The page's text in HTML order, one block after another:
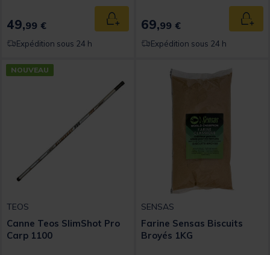
49,99 € Ajouter au panier
Expédition sous 24 h
69,99 €
Expédition sous 24 h
NOUVEAU
TEOS
Canne Teos SlimShot Pro
Carp 1100
SENSAS
Farine Sensas Biscuits
Broyés 1KG